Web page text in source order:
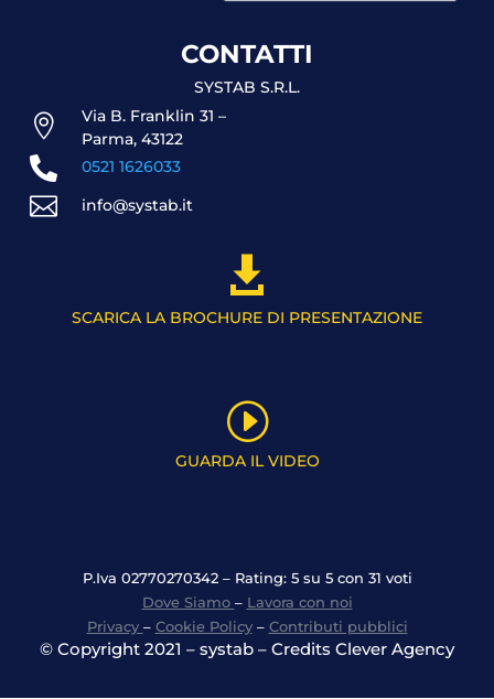
CONTATTI
SYSTAB S.R.L.

Via B. Franklin 31 –
Parma, 43122
 0521 1626033
 info@systab.it

SCARICA LA BROCHURE DI PRESENTAZIONE
I
GUARDA IL VIDEO
P.Iva 02770270342 – Rating: 5 su 5 con 31 voti
Dove Siamo – Lavora con noi
Privacy – Cookie Policy– Contributi pubblici
© Copyright 2021 – systab – Credits Clever Agency